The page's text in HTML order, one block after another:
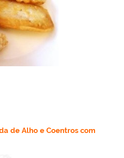
de Alho e Coentros com